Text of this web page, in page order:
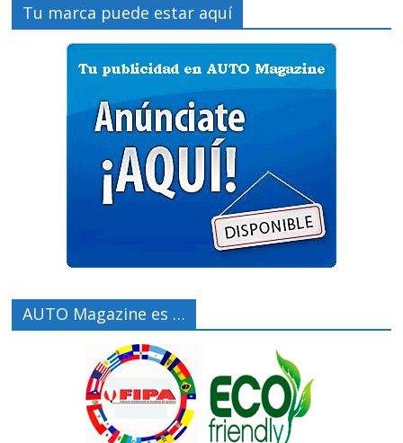
Tu marca puede estar aquí
AUTO Magazine es …